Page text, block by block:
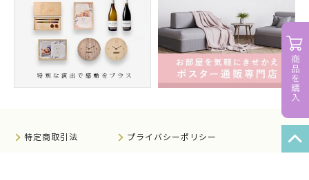
特定商取引法 プライバシーポリシー